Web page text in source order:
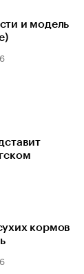
и модель
кормов